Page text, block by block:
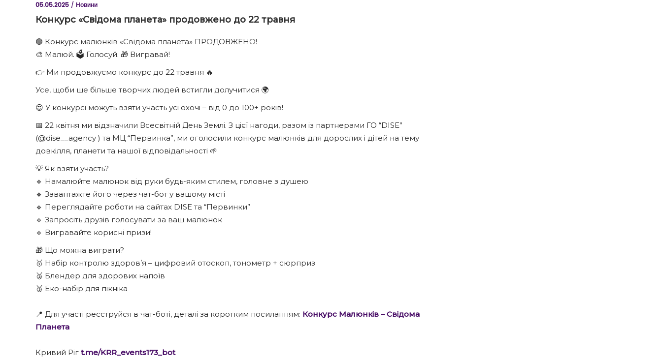
05.05.2025 Новини
Конкурс «Свідома планета» продовжено до 22 травня
🟢 Конкурс малюнків «Свідома планета» ПРОДОВЖЕНО!
🎨 Малюй. 🗳 Голосуй. 🎁 Вигравай!
👉 Ми продовжуємо конкурс до 22 травня 🔥
Усе, щоби ще більше творчих людей встигли долучитися 🌍
😍 У конкурсі можуть взяти участь усі охочі – від 0 до 100+ років!
📅 22 квітня ми відзначили Всесвітній День Землі. З цієї нагоди, разом із партнерами ГО “DISE”
(@dise__agency ) та МЦ “Первинка”, ми оголосили конкурс малюнків для дорослих і дітей на тему
довкілля, планети та нашої відповідальності 🌱
💡 Як взяти участь?
🔹 Намалюйте малюнок від руки будь-яким стилем, головне з душею
🔹 Завантажте його через чат-бот у вашому місті
🔹 Переглядайте роботи на сайтах DISE та “Первинки”
🔹 Запросіть друзів голосувати за ваш малюнок
🔹 Вигравайте корисні призи!
🎁 Що можна виграти?
🥇 Набір контролю здоровʼя – цифровий отоскоп, тонометр + сюрприз
🥈 Блендер для здорових напоїв
🥉 Еко-набір для пікніка
📍 Для участі реєструйся в чат-боті, деталі за коротким посиланням: Конкурс Малюнків – Свідома
Планета
Кривий Ріг t.me/KRR_events173_bot